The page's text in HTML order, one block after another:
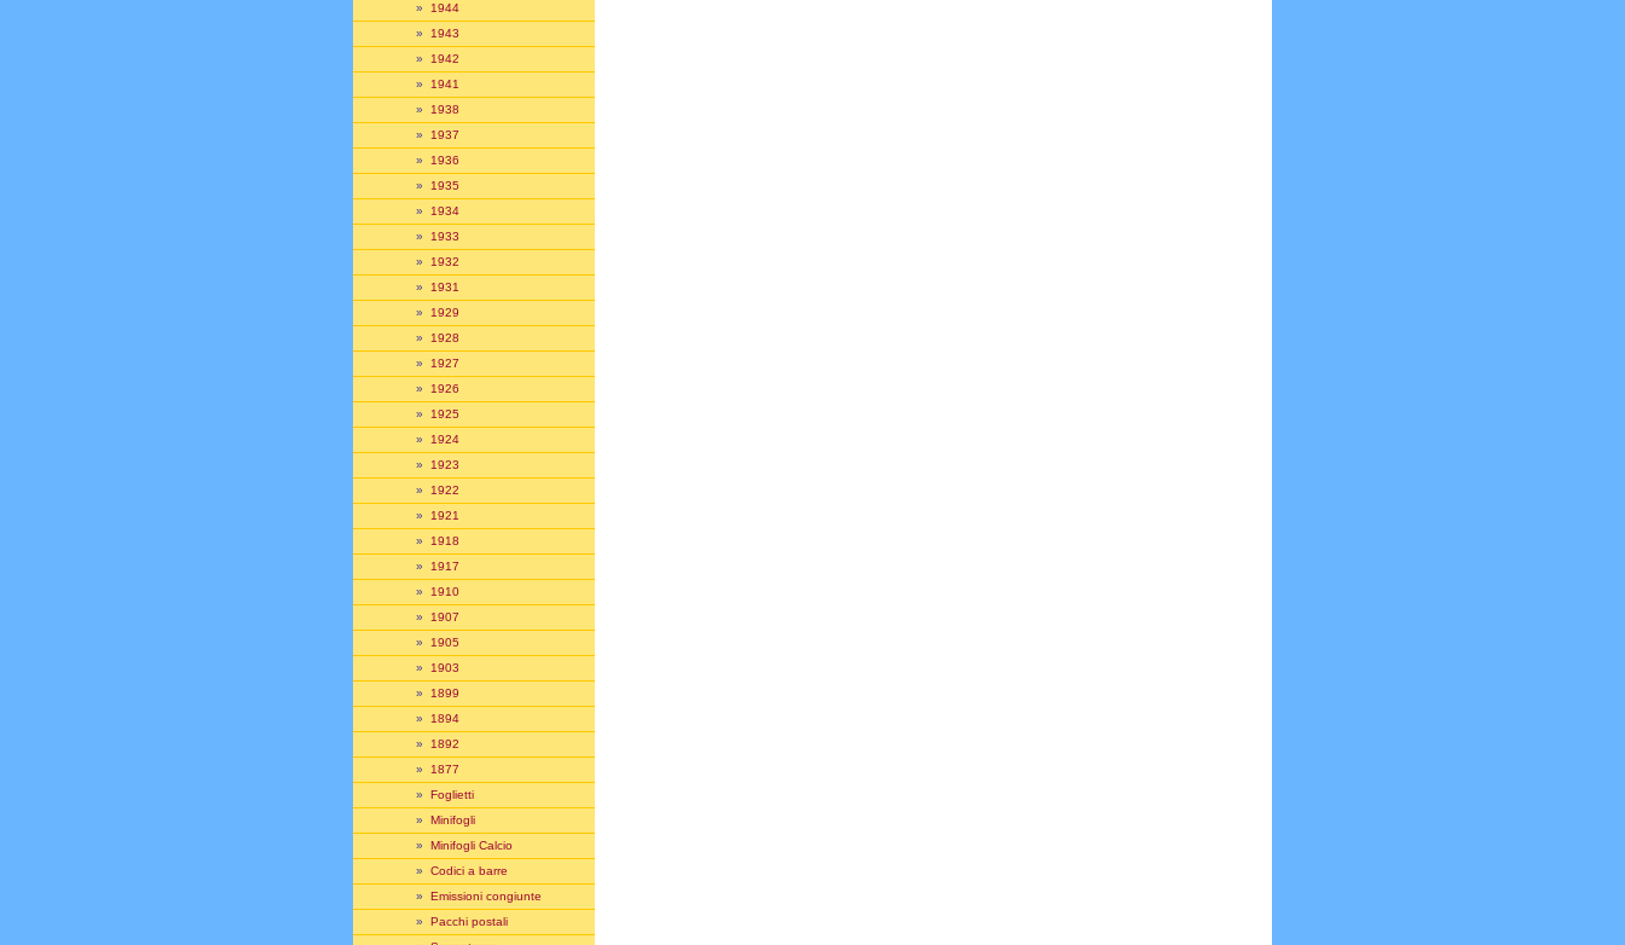
» 1944
» 1943
» 1942
» 1941
» 1938
» 1937
» 1936
» 1935
» 1934
» 1933
» 1932
» 1931
» 1929
» 1928
» 1927
» 1926
» 1925
» 1924
» 1923
» 1922
» 1921
» 1918
» 1917
» 1910
» 1907
» 1905
» 1903
» 1899
» 1894
» 1892
» 1877
» Foglietti
» Minifogli
» Minifogli Calcio
» Codici a barre
» Emissioni congiunte
» Pacchi postali